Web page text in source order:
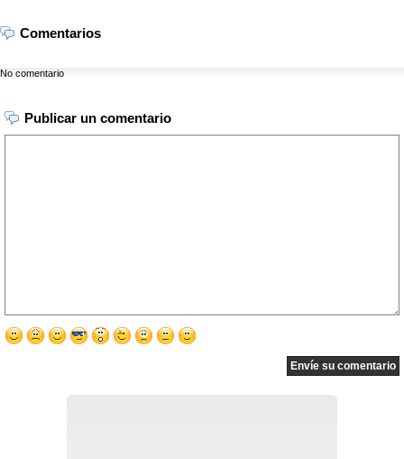
Comentarios
No comentario
Publicar un comentario